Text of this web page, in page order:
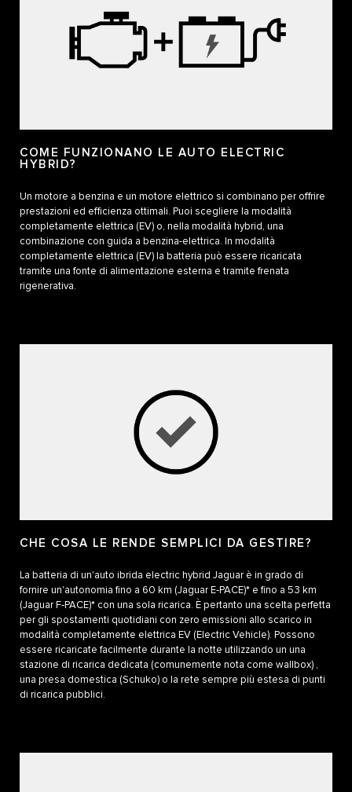
COME FUNZIONANO LE AUTO ELECTRIC
HYBRID?
Un motore a benzina e un motore elettrico si combinano per offrire
prestazioni ed efficienza ottimali. Puoi scegliere la modalità
completamente elettrica (EV) o, nella modalità hybrid, una
combinazione con guida a benzina-elettrica. In modalità
completamente elettrica (EV) la batteria può essere ricaricata
tramite una fonte di alimentazione esterna e tramite frenata
rigenerativa.
CHE COSA LE RENDE SEMPLICI DA GESTIRE?
La batteria di un'auto ibrida electric hybrid Jaguar è in grado di
fornire un'autonomia fino a 60 km (Jaguar E‑PACE)* e fino a 53 km
(Jaguar F‑PACE)* con una sola ricarica. È pertanto una scelta perfetta
per gli spostamenti quotidiani con zero emissioni allo scarico in
modalità completamente elettrica EV (Electric Vehicle). Possono
essere ricaricate facilmente durante la notte utilizzando un una
stazione di ricarica dedicata (comunemente nota come wallbox) ,
una presa domestica (Schuko) o la rete sempre più estesa di punti
di ricarica pubblici.